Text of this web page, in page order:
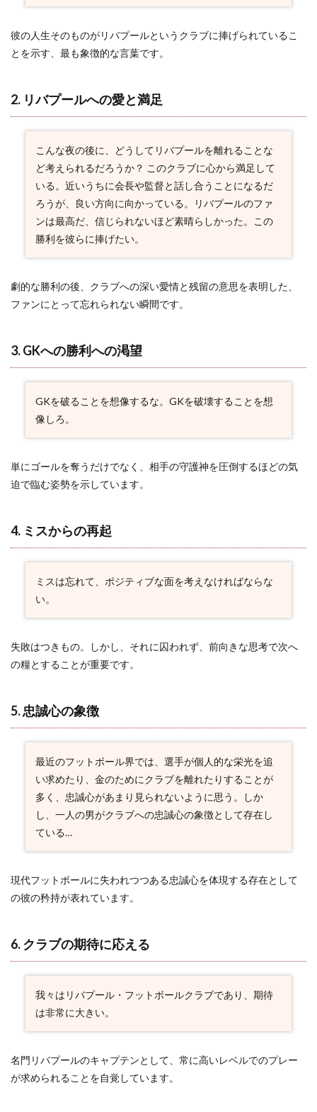
への
渇望
スか
2.5
5. 忠
誠心
の象
徴
2.6
6. ク
応え
る
ャン
グへ
の憧
8. キ
ャプ
テン
誓い
2.9
9. ク
ラブ
絶対
的な
2.10
10. フ
る想い
2.11
11. フ
ァンの
存在の
重み
2.12
12. PK
失敗と
への覚
13. フ
力
2.14
ラブの
永遠性
と自身
の役割
15. フ
ァンの
彼の人生そのものがリバプールというクラブに捧げられているこ
とを示す、最も象徴的な言葉です。
2. リバプールへの愛と満足
こんな夜の後に、どうしてリバプールを離れることな
ど考えられるだろうか？ このクラブに心から満足して
いる。近いうちに会長や監督と話し合うことになるだ
ろうが、良い方向に向かっている。リバプールのファ
ンは最高だ、信じられないほど素晴らしかった。この
勝利を彼らに捧げたい。
劇的な勝利の後、クラブへの深い愛情と残留の意思を表明した、
ファンにとって忘れられない瞬間です。
3. GKへの勝利への渇望
GKを破ることを想像するな。GKを破壊することを想
像しろ。
単にゴールを奪うだけでなく、相手の守護神を圧倒するほどの気
迫で臨む姿勢を示しています。
4. ミスからの再起
ミスは忘れて、ポジティブな面を考えなければならな
い。
失敗はつきもの。しかし、それに囚われず、前向きな思考で次へ
の糧とすることが重要です。
5. 忠誠心の象徴
最近のフットボール界では、選手が個人的な栄光を追
い求めたり、金のためにクラブを離れたりすることが
多く、忠誠心があまり見られないように思う。しか
し、一人の男がクラブへの忠誠心の象徴として存在し
ている…
現代フットボールに失われつつある忠誠心を体現する存在として
の彼の矜持が表れています。
6. クラブの期待に応える
我々はリバプール・フットボールクラブであり、期待
は非常に大きい。
名門リバプールのキャプテンとして、常に高いレベルでのプレー
が求められることを自覚しています。